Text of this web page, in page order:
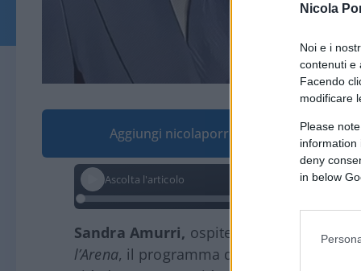
Nicola
Noi e i
contenuti e
Facendo
modificare
Please
information
deny
in below
Aggiungi nicolaporro.it alle tue fonti
Ascolta l'articolo
Sandra Amurri, ospite a Quarta
l’Arena, il programma di